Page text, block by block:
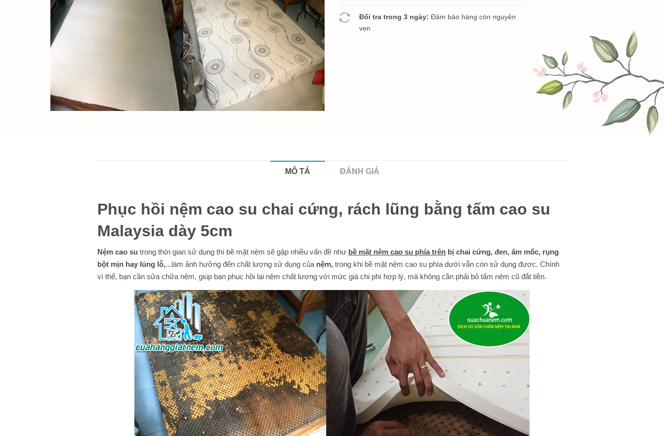
Đổi tra trong 3 ngày: Đảm bảo hàng còn nguyên
vẹn
MÔ TẢ ĐÁNH GIÁ
Phục hồi nệm cao su chai cứng, rách lũng bằng tấm cao su
Malaysia dày 5cm
Nệm cao su trong thời gian sử dụng thì bề mặt nệm sẽ gặp nhiều vấn đề như bề mặt nệm cao su phía trên bị chai cứng, đen, ẩm mốc, rụng
bột mịn hay lủng lỗ,...làm ảnh hưởng đến chất lượng sử dụng của nệm, trong khi bề mặt nệm cao su phía dưới vẫn còn sử dụng được. Chính
vì thế, bạn cần sửa chữa nệm, giúp bạn phục hồi lại nệm chất lượng với mức giá chi phí hợp lý, mà không cần phải bỏ tấm nệm cũ đắt tiền.